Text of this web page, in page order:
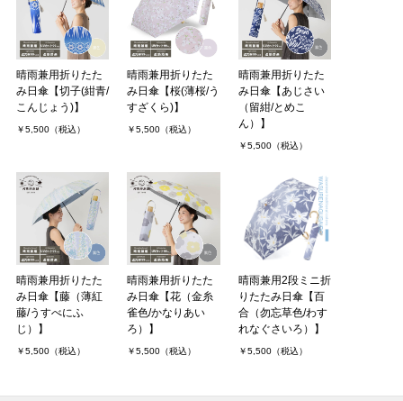
晴雨兼用折りたた
み日傘【切子(紺青/
こんじょう)】
￥5,500（税込）
晴雨兼用折りたた
み日傘【桜(薄桜/う
すざくら)】
￥5,500（税込）
晴雨兼用折りたた
み日傘【あじさい
（留紺/とめこ
ん）】
￥5,500（税込）
晴雨兼用折りたた
み日傘【藤（薄紅
藤/うすべにふ
じ）】
￥5,500（税込）
晴雨兼用折りたた
み日傘【花（金糸
雀色/かなりあい
ろ）】
￥5,500（税込）
晴雨兼用2段ミニ折
りたたみ日傘【百
合（勿忘草色/わす
れなぐさいろ）】
￥5,500（税込）